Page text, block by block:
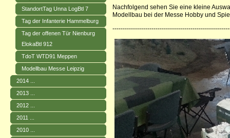
StandortTag Unna LogBtl 7
Tag der Infanterie Hammelburg
Tag der offenen Tür Nienburg
ElokaBtl 912
TdoT WTD91 Meppen
Modellbau Messe Leipzig
2014 ...
2013 ...
2012 ...
2011 ...
2010 ...
Nachfolgend sehen Sie eine kleine
Modellbau bei der Messe Hobby und